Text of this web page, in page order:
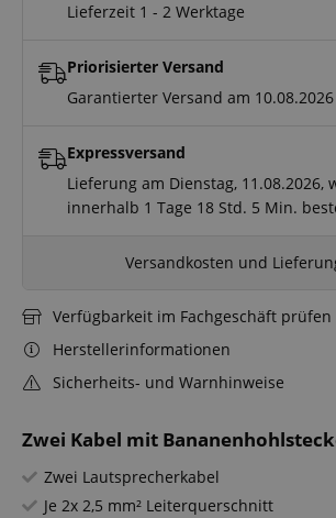
Zwei Kabel mit
Zwei Lautsprecherkabel
Je 2x 2,5 mm² Leiterquerschnitt
Lieferzeit 1 - 2 Werktage
Priorisierter Versand
Garantierter Versand am 10.08.2026
Expressversand
Lieferung am Dienstag, 11.08.2026,
innerhalb 1 Tage 18 Std. 5 Min.
Versandkosten und
Verfügbarkeit im Fachgeschäft prüfen
Herstellerinformationen
Sicherheits- und Warnhinweise